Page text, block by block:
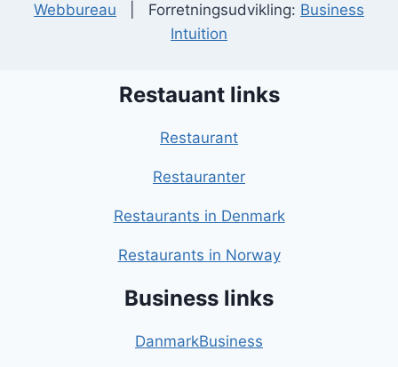
Webbureau | Forretningsudvikling: Business
Intuition
Restauant links
Restaurant
Restauranter
Restaurants in Denmark
Restaurants in Norway
Business links
DanmarkBusiness